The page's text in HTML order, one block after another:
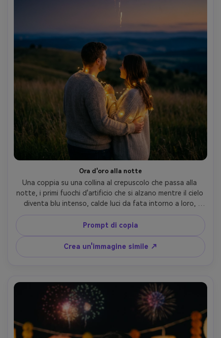
Ora d'oro alla notte
Una coppia su una collina al crepuscolo che passa alla
notte, i primi fuochi d'artificio che si alzano mentre il cielo
diventa blu intenso, calde luci da fata intorno a loro,
maglioni accoglienti, scattato su Canon EOS R6, 85mm
f/1.8, scatto medio con sfocatura di sfondo morbida, toni
naturali della pelle, delicata classificazione dei colori da
caldo a fresco, umore romantico cinematografico- -ar 4:5
Prompt di copia
Crea un'immagine simile ↗